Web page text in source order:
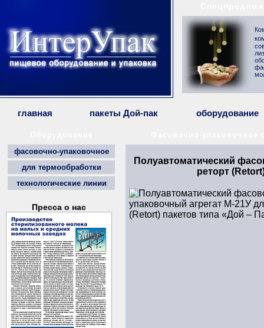
главная пакеты Дой-пак оборудование
фасовочно-упаковочное
для термообработки
технологические линии
Пресса о нас
Полуавтоматический
реторт